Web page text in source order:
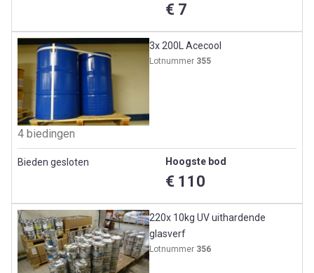
€ 7
3x 200L Acecool
Lotnummer 355
4 biedingen
Bieden gesloten Hoogste bod
€ 110
220x 10kg UV uithardende
glasverf
Lotnummer 356